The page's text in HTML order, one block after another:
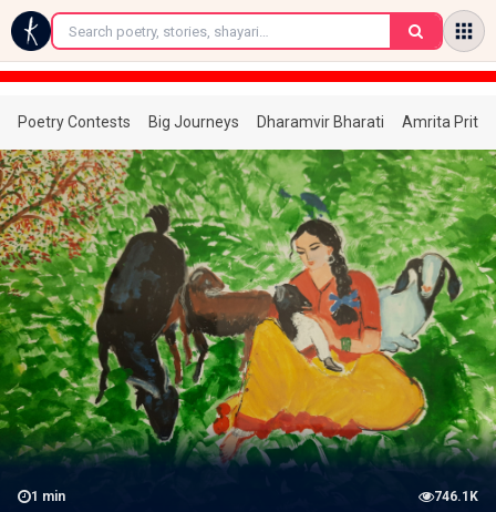
←
Poetry Contests Big Journeys Dharamvir Bharati Amrita
1 min 746.1K